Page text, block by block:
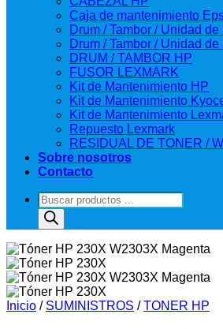
Caja de mantenimiento
Drum / Tambor / Unidad
Drum / Tambor / Unidad
DRUM / TAMBOR HP
FUSOR LEXMARK
Kit de Mantenimiento HP
Kit de Mantenimiento
Kit de Mantenimiento
Repuesto Lexmark
RESIDUAL DE TONER /
Sobre nosotros
Contacto
Búsqueda
de
productos
Zoom
Inicio / SUMINISTROS / TONER HP